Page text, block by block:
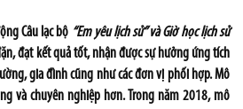
Câu lạc bộ “Em yêu lịch sử” và Giờ học lịch sử
đạt kết quả tốt, nhận được sự hưởng ứng tích
gia đình cũng như các đơn vị phối hợp. Mô
và chuyên nghiệp hơn. Trong năm 2018, mô